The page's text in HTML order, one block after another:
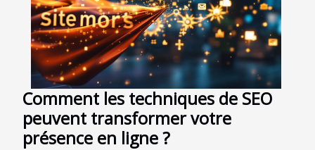
Comment les techniques de SEO
peuvent transformer votre
présence en ligne ?